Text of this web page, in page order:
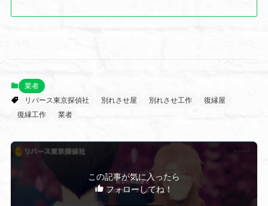
業者
リバース東京探偵社
別れさせ屋 別れさせ工作
復縁屋
復縁工作
業者
この記事が気に入ったら
フォローしてね！